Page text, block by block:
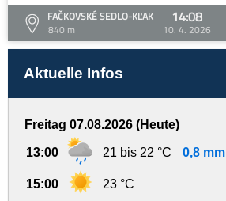
FAČKOVSKÉ SEDLO-KĽAK
840 m
14:08
10. 4. 2026
Aktuelle Infos
Freitag 07.08.2026 (Heute)
13:00 21 bis 22 °C 0,8 mm
15:00 23 °C